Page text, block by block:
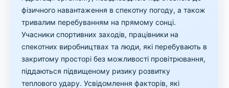
фізичного навантаження в спекотну погоду, а також
тривалим перебуванням на прямому сонці.
Учасники спортивних заходів, працівники на
спекотних виробництвах та люди, які перебувають в
закритому просторі без можливості провітрювання,
піддаються підвищеному ризику розвитку
теплового удару. Усвідомлення факторів, які